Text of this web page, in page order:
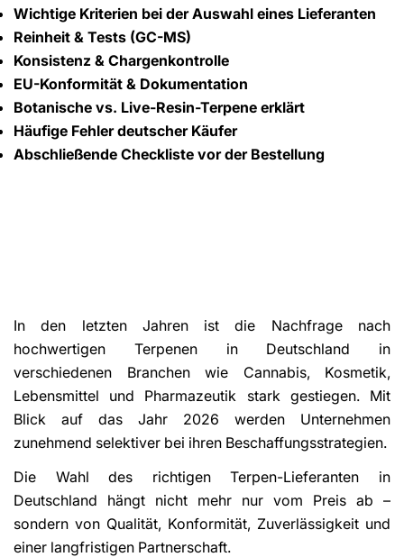
Wichtige Kriterien bei der Auswahl eines Lieferanten
Reinheit & Tests (GC-MS)
Konsistenz & Chargenkontrolle
EU-Konformität & Dokumentation
Botanische vs. Live-Resin-Terpene erklärt
Häufige Fehler deutscher Käufer
Abschließende Checkliste vor der Bestellung
In den letzten Jahren ist die Nachfrage nach
hochwertigen Terpenen in Deutschland in
verschiedenen Branchen wie Cannabis, Kosmetik,
Lebensmittel und Pharmazeutik stark gestiegen. Mit
Blick auf das Jahr 2026 werden Unternehmen
zunehmend selektiver bei ihren Beschaffungsstrategien.
Die Wahl des richtigen Terpen-Lieferanten in
Deutschland hängt nicht mehr nur vom Preis ab –
sondern von Qualität, Konformität, Zuverlässigkeit und
einer langfristigen Partnerschaft.